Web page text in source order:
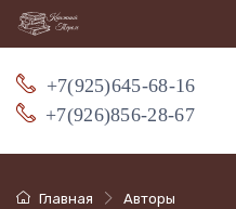
+7(925)645-68-16
+7(926)856-28-67
Главная Авторы